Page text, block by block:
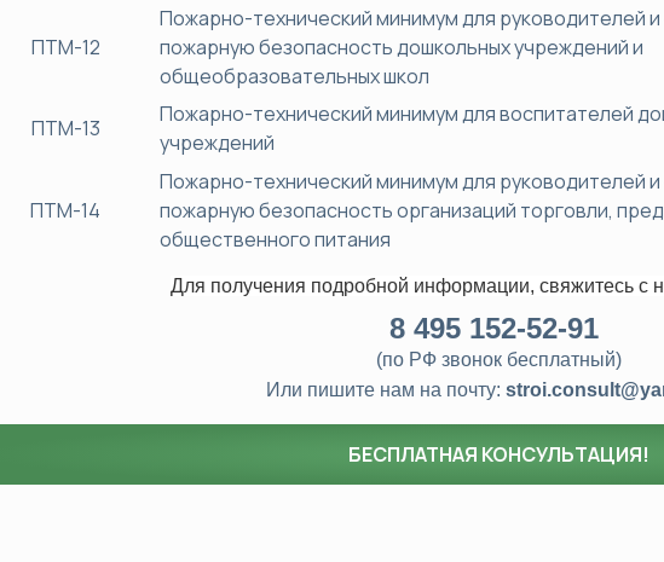
ПТМ-12
Пожарно-технический минимум для руководителей и
пожарную безопасность дошкольных учреждений и
общеобразовательных школ
ПТМ-13
Пожарно-технический минимум для воспитателей
учреждений
ПТМ-14
Пожарно-технический минимум для руководителей и
пожарную безопасность организаций торговли,
общественного питания
Для получения подробной информации, свяжитесь с
8 495 152-52-91
(по РФ звонок бесплатный)
Или пишите нам на почту:
БЕСПЛАТНАЯ КОНСУЛЬТАЦИЯ!